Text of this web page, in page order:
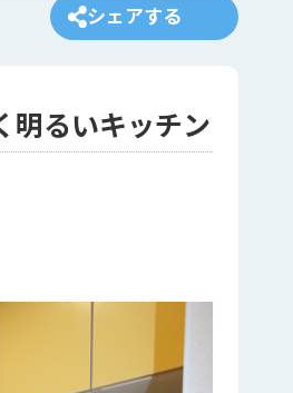
シェアする
明るいキッチン